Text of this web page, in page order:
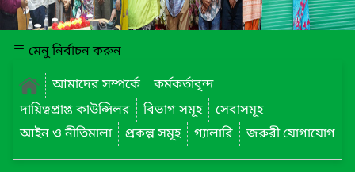
মেনু নির্বাচন করুন
আমাদের সম্পর্কে
কর্মকর্তাবৃন্দ
দায়িত্বপ্রাপ্ত কাউন্সিলর
বিভাগ সমূহ
সেবাসমূহ
আইন ও নীতিমালা
প্রকল্প সমূহ গ্যালারি জরুরী যোগাযোগ